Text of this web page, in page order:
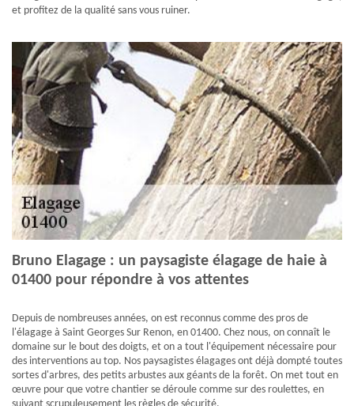
et profitez de la qualité sans vous ruiner.
Bruno Elagage : un paysagiste élagage de haie à
01400 pour répondre à vos attentes
Depuis de nombreuses années, on est reconnus comme des pros de
l'élagage à Saint Georges Sur Renon, en 01400. Chez nous, on connaît le
domaine sur le bout des doigts, et on a tout l'équipement nécessaire pour
des interventions au top. Nos paysagistes élagages ont déjà dompté toutes
sortes d'arbres, des petits arbustes aux géants de la forêt. On met tout en
œuvre pour que votre chantier se déroule comme sur des roulettes, en